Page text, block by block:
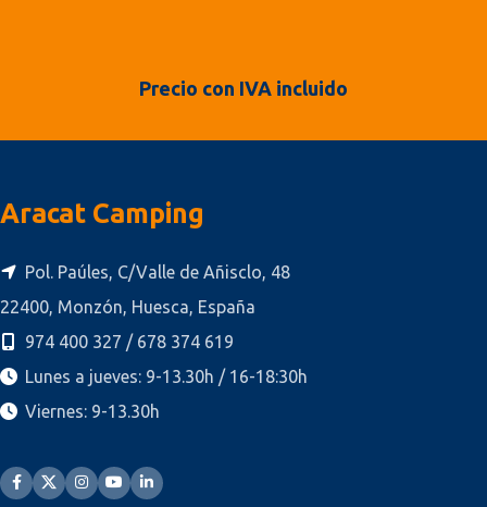
Precio con IVA incluido
Aracat Camping
Pol. Paúles, C/Valle de Añisclo, 48
22400, Monzón, Huesca, España
974 400 327 / 678 374 619
Lunes a jueves: 9-13.30h / 16-18:30h
Viernes: 9-13.30h